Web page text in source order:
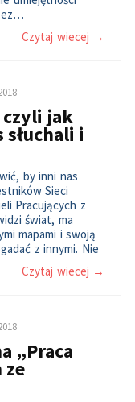
Czytaj wiecej →
czyli jak
i
by inni nas
Sieci
Pracujących z
świat, ma
mapami i swoją
z innymi. Nie
Czytaj wiecej →
„Praca
ze